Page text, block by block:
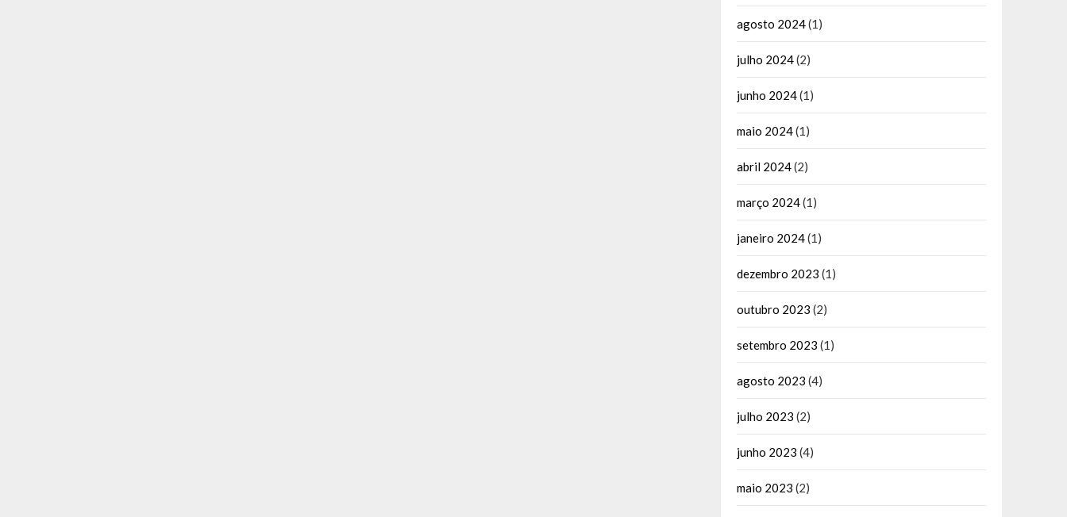
agosto 2024(1)
julho 2024(2)
junho 2024(1)
maio 2024(1)
abril 2024(2)
março 2024(1)
janeiro 2024(1)
dezembro 2023 (1)
outubro 2023 (2)
setembro 2023 (1)
agosto 2023 (4)
julho 2023 (2)
junho 2023 (4)
maio 2023 (2)